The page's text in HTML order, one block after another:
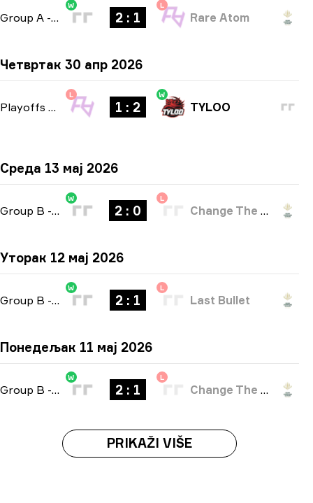
Group A - bo3
W
2 : 1
L
Rare Atom
Четвртак 30 апр 2026
Playoffs bo3
L
1 : 2
W
TYLOO
Среда 13 мај 2026
Group B - bo3
W
2 : 0
L
Change The Game
Уторак 12 мај 2026
Group B - bo3
W
2 : 1
L
Last Bullet
Понедељак 11 мај 2026
Group B - bo3
W
2 : 1
L
Change The Game
PRIKAŽI VIŠE